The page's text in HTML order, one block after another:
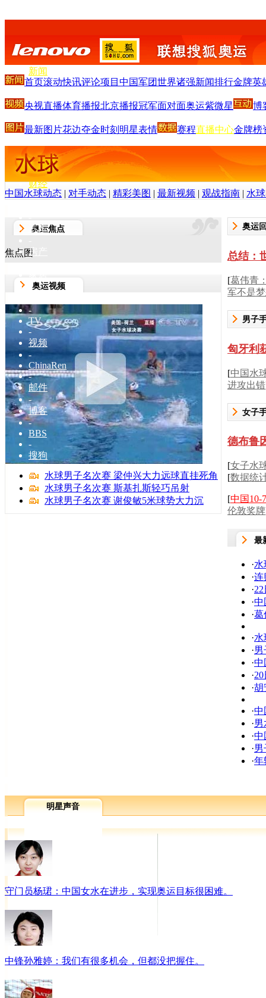
搜狐首页
新闻
-
-
-
-
V
-
财经
-
汽车
房产
-
TV
-
视频
-
ChinaRen
-
邮件
-
博客
-
BBS
-
搜狗
首页滚动快讯评论项目 中国军团世界诸强新闻排行金牌英
央视直播体育播报北京播报冠军面对面奥运紫微星 博
最新图片花边夺金时刻 明星表情 赛程直播中心金牌榜
中国水球动态 | 对手动态 | 精彩美图 | 最新视频 | 观战指南 | 水
奥运焦点
焦点图
奥运视频
水球男子名次赛 梁仲兴大力远球直挂死角
水球男子名次赛 斯基扎斯轻巧吊射
水球男子名次赛 谢俊敏5米球势大力沉
奥运
总结：
[葛伟青
军不是
男子
匈牙利
[中国水
进攻出错
女子
德布鲁
[女子水
[数据统
[中国10-
伦敦奖牌
最
·水
·连
·
·中
·葛
·水
·男
·中
·
·胡
·中
·男
·中
·男
·年
明星声音
守门员杨珺：中国女水在进步，实现奥运目标很困难。
中锋孙雅婷：我们有很多机会，但都没把握住。